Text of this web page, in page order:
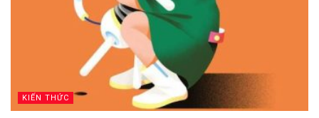
KIẾN THỨC